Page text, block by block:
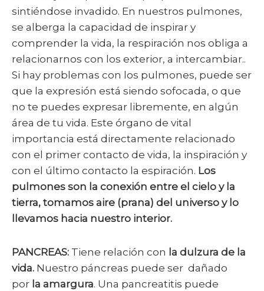
sintiéndose invadido. En nuestros pulmones,
se alberga la capacidad de inspirar y
comprender la vida, la respiración nos obliga a
relacionarnos con los exterior, a intercambiar..
Si hay problemas con los pulmones, puede ser
que la expresión está siendo sofocada, o que
no te puedes expresar libremente, en algún
área de tu vida. Este órgano de vital
importancia está directamente relacionado
con el primer contacto de vida, la inspiración y
con el último contacto la espiración. Los
pulmones son la conexión entre el cielo y la
tierra, tomamos aire (prana) del universo y lo
llevamos hacia nuestro interior.
PANCREAS: Tiene relación con la dulzura de la
vida. Nuestro páncreas puede ser dañado
por la amargura. Una pancreatitis puede